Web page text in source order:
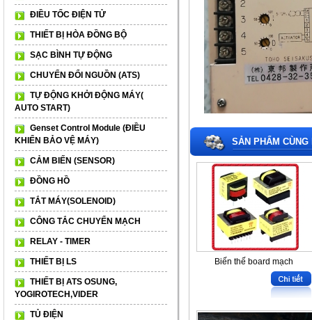
ĐIỀU TỐC ĐIỆN TỬ
THIẾT BỊ HÒA ĐỒNG BỘ
SẠC BÌNH TỰ ĐỘNG
CHUYỂN ĐỔI NGUỒN (ATS)
TỰ ĐỘNG KHỞI ĐỘNG MÁY(
AUTO START)
Genset Control Module (ĐIỀU
KHIỂN BẢO VỆ MÁY)
CẢM BIẾN (SENSOR)
ĐỒNG HỒ
TẮT MÁY(SOLENOID)
CÔNG TẮC CHUYỂN MẠCH
RELAY - TIMER
THIẾT BỊ LS
THIẾT BỊ ATS OSUNG,
YOGIROTECH,VIDER
TỦ ĐIỆN
SẢN PHẨM CÙNG
Biến thế board mạch